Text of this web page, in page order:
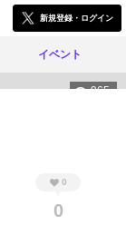
新規登録・ログイン
イベント
965
0
0